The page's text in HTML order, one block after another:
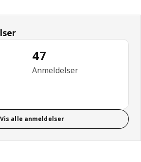
4.4 Ud af 5 Stjerner. Anmeldelser i
47
Anmeldelser
Vis alle anmeldelser